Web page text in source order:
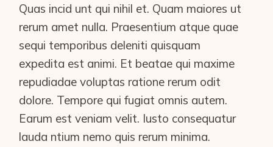
Quas incid unt qui nihil et. Quam maiores ut
rerum amet nulla. Praesentium atque quae
sequi temporibus deleniti quisquam
expedita est animi. Et beatae qui maxime
repudiadae voluptas ratione rerum odit
dolore. Tempore qui fugiat omnis autem.
Earum est veniam velit. Iusto consequatur
lauda ntium nemo quis rerum minima.